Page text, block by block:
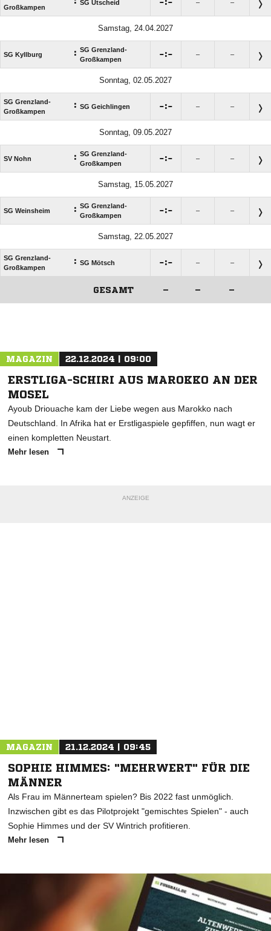
Großkampen
SG Utscheid : – –
Samstag, 24.04.2027
SG Kyllburg : SG Grenzland-
Großkampen
: – –
Sonntag, 02.05.2027
SG Grenzland-
Großkampen
: SG Geichlingen : – –
Sonntag, 09.05.2027
SV Nohn : SG Grenzland-
Großkampen
: – –
Samstag, 15.05.2027
SG Weinsheim : SG Grenzland-
Großkampen
: – –
Samstag, 22.05.2027
SG Grenzland-
Großkampen
: SG Mötsch : – –
GESAMT – – –
MAGAZIN 22.12.2024 | 09:00
ERSTLIGA-SCHIRI AUS MAROKKO AN DER
MOSEL
Ayoub Driouache kam der Liebe wegen aus Marokko nach
Deutschland. In Afrika hat er Erstligaspiele gepfiffen, nun wagt er
einen kompletten Neustart.
Mehr lesen
ANZEIGE
MAGAZIN 21.12.2024 | 09:45
SOPHIE HIMMES: "MEHRWERT" FÜR DIE
MÄNNER
Als Frau im Männerteam spielen? Bis 2022 fast unmöglich.
Inzwischen gibt es das Pilotprojekt "gemischtes Spielen" - auch
Sophie Himmes und der SV Wintrich profitieren.
Mehr lesen